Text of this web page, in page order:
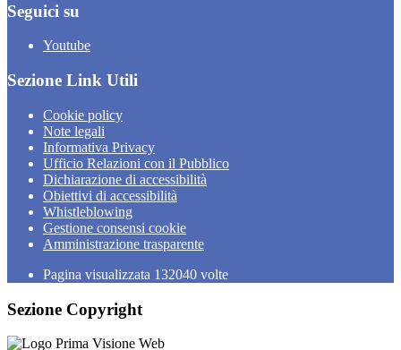
Seguici su
Youtube
Sezione Link Utili
Cookie policy
Note legali
Informativa Privacy
Ufficio Relazioni con il Pubblico
Dichiarazione di accessibilità
Obiettivi di accessibilità
Whistleblowing
Gestione consensi cookie
Amministrazione trasparente
Pagina visualizzata 132040 volte
Sezione Copyright